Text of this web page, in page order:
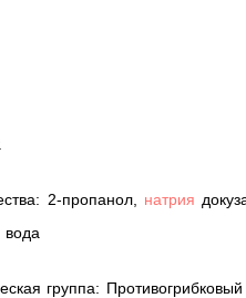
2-пропанол, натрия
вода
группа: